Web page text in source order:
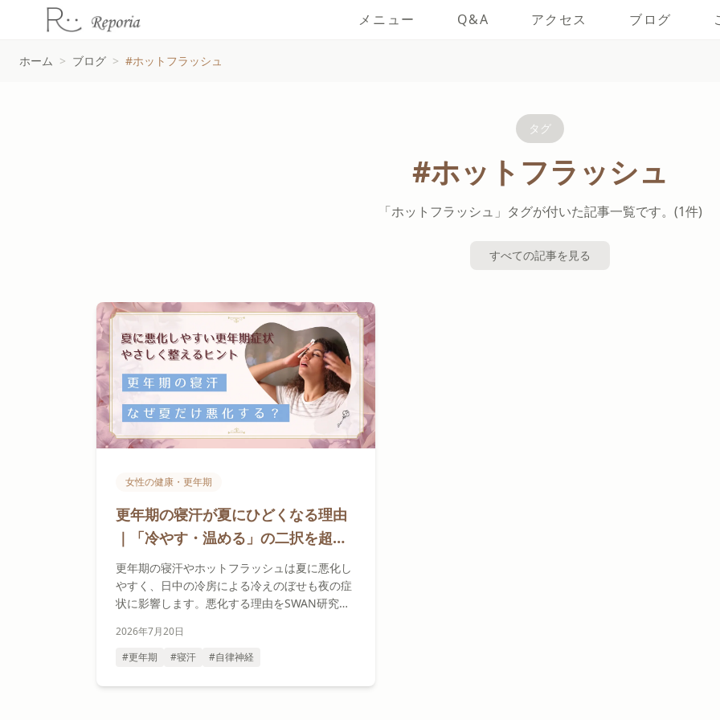
メニュー Q&A アクセス ブログ
ホーム > ブログ > #ホットフラッシュ
タグ
#ホットフラッシュ
「ホットフラッシュ」タグが付いた記事一覧です。(1件)
すべての記事を見る
#ホットフラッシュタグの記事一覧
女性の健康・更年期
更年期の寝汗が夏にひどくなる理由
｜「冷やす・温める」の二択を超え
て、自律神経の側から整える夏の夜
の習慣
更年期の寝汗やホットフラッシュは夏に悪化し
やすく、日中の冷房による冷えのぼせも夜の症
状に影響します。悪化する理由をSWAN研究の
熱順化と「放熱できる体」のつくり方を今夜か
ら試せる形でお伝えします。
2026年7月20日
#更年期
#寝汗 #自律神経